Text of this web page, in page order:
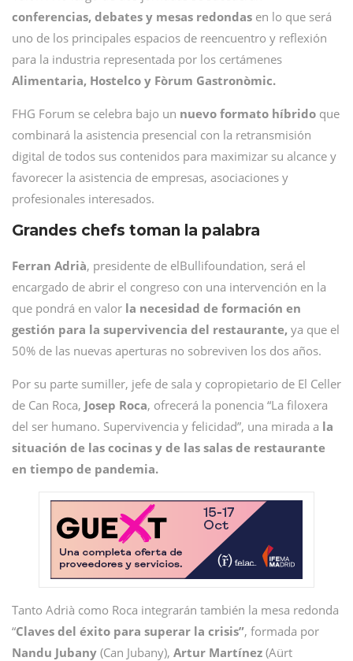
conferencias, debates y mesas redondas en lo que será
uno de los principales espacios de reencuentro y reflexión
para la industria representada por los certámenes
Alimentaria, Hostelco y Fòrum Gastronòmic.
FHG Forum se celebra bajo un nuevo formato híbrido que
combinará la asistencia presencial con la retransmisión
digital de todos sus contenidos para maximizar su alcance y
favorecer la asistencia de empresas, asociaciones y
profesionales interesados.
Grandes chefs toman la palabra
Ferran Adrià, presidente de elBullifoundation, será el
encargado de abrir el congreso con una intervención en la
que pondrá en valor la necesidad de formación en
gestión para la supervivencia del restaurante, ya que el
50% de las nuevas aperturas no sobreviven los dos años.
Por su parte sumiller, jefe de sala y copropietario de El Celler
de Can Roca, Josep Roca, ofrecerá la ponencia “La filoxera
del ser humano. Supervivencia y felicidad”, una mirada a la
situación de las cocinas y de las salas de restaurante
en tiempo de pandemia.
Tanto Adrià como Roca integrarán también la mesa redonda
“Claves del éxito para superar la crisis”, formada por
Nandu Jubany (Can Jubany), Artur Martínez (Aürt